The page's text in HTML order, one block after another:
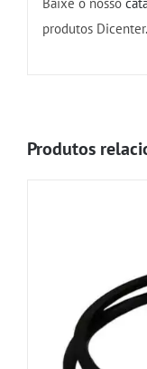
Baixe o nosso
produtos Dicenter.
Produtos